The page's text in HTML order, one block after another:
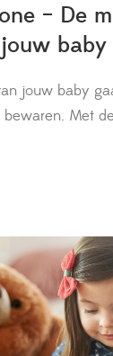
– De
jouw baby
jouw baby
Met